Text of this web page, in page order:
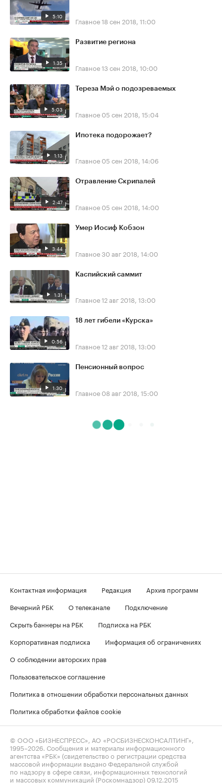
5:10 Главное18 сен 2018, 11:00
1:35
Развитие региона
Главное13 сен 2018, 10:00
5:03
Тереза Мэй о подозреваемых
Главное 05 сен 2018, 15:04
1:13
Ипотека подорожает?
Главное 05 сен 2018, 14:06
2:47
Отравление Скрипалей
Главное 05 сен 2018, 14:00
3:44
Умер Иосиф Кобзон
Главное30 авг 2018, 14:00
1:31
Каспийский саммит
Главное12 авг 2018, 13:00
0:56
18 лет гибели «Курска»
Главное12 авг 2018, 13:00
1:30
Пенсионный вопрос
Главное 08 авг 2018, 15:00
Контактная информация Редакция
Архив программ
Вечерний РБК
О телеканале
Подключение
Скрыть баннеры на РБК
Подписка на РБК
Корпоративная подписка
Информация об ограничениях
О соблюдении авторских прав
Пользовательское соглашение
Политика в отношении обработки персональных данных
Политика обработки файлов cookie
© ООО «БИЗНЕСПРЕСС», АО «РОСБИЗНЕСКОНСАЛТИНГ»,
1995–2026 . Сообщения и материалы информационного
агентства «РБК» (свидетельство о регистрации средства
массовой информации выдано Федеральной службой
по надзору в сфере связи, информационных технологий
и массовых коммуникаций (Роскомнадзор) 09.12.2015